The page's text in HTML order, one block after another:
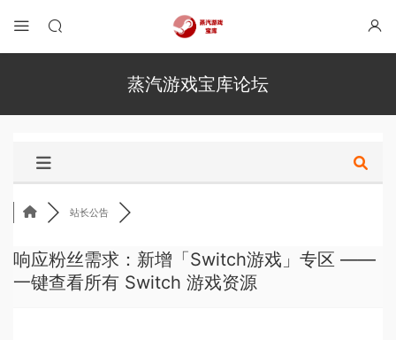
蒸汽游戏宝库论坛
站长公告
响应粉丝需求：新增「Switch游戏」专区 ——
一键查看所有 Switch 游戏资源